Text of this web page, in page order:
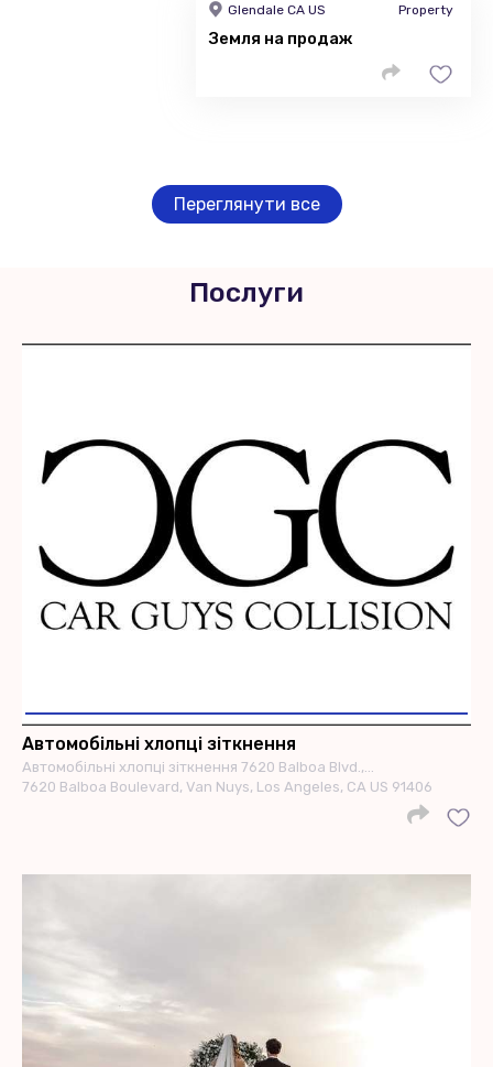
Glendale CA US Property
Земля на продаж
Переглянути все
Послуги
Автомобільні хлопці зіткнення
Автомобільні хлопці зіткнення 7620 Balboa Blvd.,…
7620 Balboa Boulevard, Van Nuys, Los Angeles, CA US 91406